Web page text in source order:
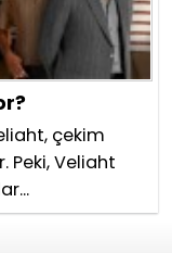
çekim
Peki, Veliaht